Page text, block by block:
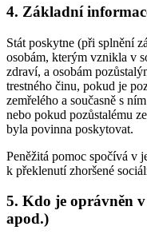
4. Základní
Stát poskytne (při splnění
osobám, kterým vznikla v
zdraví, a osobám
trestného činu, pokud je
zemřelého a současně s
nebo pokud pozůstalému
byla povinna poskytovat.
Peněžitá pomoc spočívá v
k překlenutí zhoršené
5. Kdo je oprávněn
apod.)